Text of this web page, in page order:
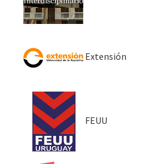
Extensión
FEUU